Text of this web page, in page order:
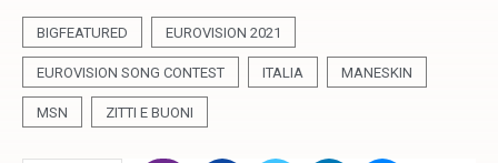
BIGFEATURED EUROVISION 2021
EUROVISION SONG CONTEST ITALIA MANESKIN
MSN ZITTI E BUONI